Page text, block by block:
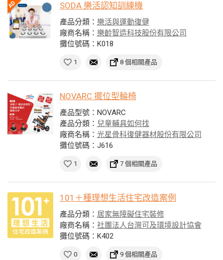
SODA 樂活認知訓練機
產品分類： 樂活與運動復健
廠商名稱： 樂齡智造科技股份有限公司
攤位號碼：K018
1 8 個相關產品
NOVARC 擺位型輪椅
產品型號：NOVARC
產品分類： 兒童輔具如何找
廠商名稱： 光星骨科復健器材股份有限公司
攤位號碼：J616
1 7 個相關產品
101＋種理想生活住宅改造案例
產品分類： 居家無障礙住宅裝修
廠商名稱： 社團法人台灣可及環境設計協會
攤位號碼：K402
0 9 個相關產品